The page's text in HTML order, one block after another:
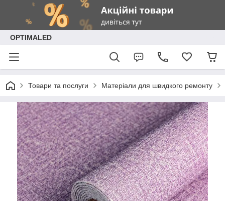
OPTIMALED
Товари та послуги Матеріали для швидкого ремонту